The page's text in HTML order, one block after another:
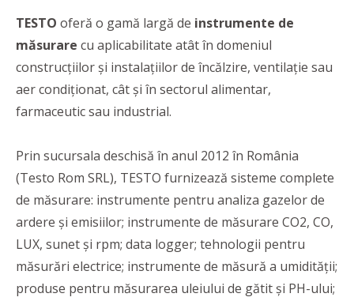
TESTO oferă o gamă largă de instrumente de
măsurare cu aplicabilitate atât în domeniul
construcțiilor și instalațiilor de încălzire, ventilație sau
aer condiționat, cât și în sectorul alimentar,
farmaceutic sau industrial.
Prin sucursala deschisă în anul 2012 în România
(Testo Rom SRL), TESTO furnizează sisteme complete
de măsurare: instrumente pentru analiza gazelor de
ardere și emisiilor; instrumente de măsurare CO2, CO,
LUX, sunet și rpm; data logger; tehnologii pentru
măsurări electrice; instrumente de măsură a umidității;
produse pentru măsurarea uleiului de gătit și PH-ului;